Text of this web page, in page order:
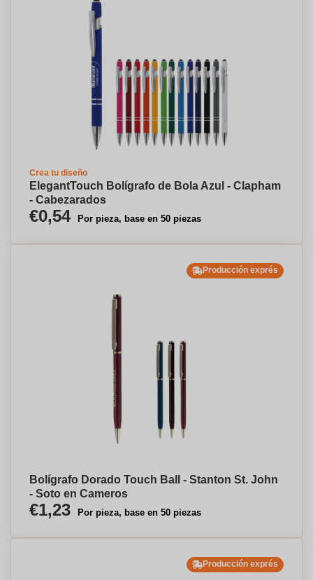
Crea tu diseño
ElegantTouch Bolígrafo de Bola Azul - Clapham
- Cabezarados
€0,54 Por pieza, base en 50 piezas
Producción exprés
Bolígrafo Dorado Touch Ball - Stanton St. John
- Soto en Cameros
€1,23 Por pieza, base en 50 piezas
Producción exprés